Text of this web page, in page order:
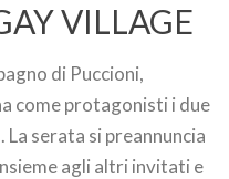
VILLAGE
di Puccioni,
come protagonisti i due
La serata si preannuncia
agli altri invitati e